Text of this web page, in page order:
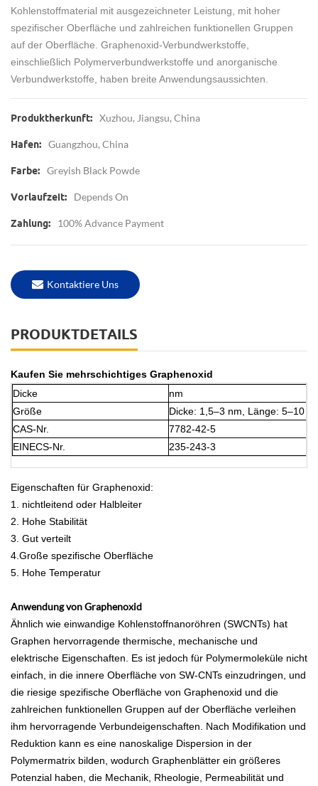
Kohlenstoffmaterial mit ausgezeichneter Leistung, mit hoher
spezifischer Oberfläche und zahlreichen funktionellen Gruppen
auf der Oberfläche. Graphenoxid-Verbundwerkstoffe,
einschließlich Polymerverbundwerkstoffe und anorganische
Verbundwerkstoffe, haben breite Anwendungsaussichten.
Produktherkunft: Xuzhou, Jiangsu, China
Hafen: Guangzhou, China
Farbe: Greyish Black Powde
Vorlaufzeit: Depends On
Zahlung: 100% Advance Payment
Kontaktiere Uns
PRODUKTDETAILS
Kaufen Sie mehrschichtiges Graphenoxid
Dicke
nm
Größe
Dicke: 1,5–3 nm, Länge: 5–10
CAS-Nr.
7782-42-5
EINECS-Nr.
235-243-3
Eigenschaften für Graphenoxid:
1. nichtleitend oder Halbleiter
2. Hohe Stabilität
3. Gut verteilt
4.Große spezifische Oberfläche
5. Hohe Temperatur
Anwendung von Graphenoxid
Ähnlich wie einwandige Kohlenstoffnanoröhren (SWCNTs) hat
Graphen hervorragende thermische, mechanische und
elektrische Eigenschaften. Es ist jedoch für Polymermoleküle nicht
einfach, in die innere Oberfläche von SW-CNTs einzudringen, und
die riesige spezifische Oberfläche von Graphenoxid und die
zahlreichen funktionellen Gruppen auf der Oberfläche verleihen
ihm hervorragende Verbundeigenschaften. Nach Modifikation und
Reduktion kann es eine nanoskalige Dispersion in der
Polymermatrix bilden, wodurch Graphenblätter ein größeres
Potenzial haben, die Mechanik, Rheologie, Permeabilität und